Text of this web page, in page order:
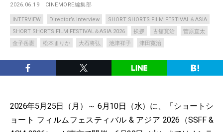
2026.06.19 CINEMORE編集部
INTERVIEW Director’s Interview
SHORT SHORTS FILM FESTIVAL＆ASIA
SHORT SHORTS FILM FESTIVAL＆ASIA 2026
挨拶 古舘寛治
菅原直太
金子岳憲
松本まりか 大石将弘 池津祥子 津田寛治
2026年5月25日（月）～ 6月10日（水）に、「ショートシ
ョート フィルムフェスティバル & アジア 2026（SSFF &